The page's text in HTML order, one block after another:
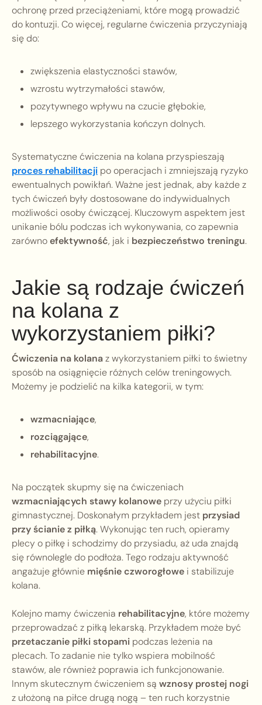
ochronę przed przeciążeniami, które mogą prowadzić
do kontuzji. Co więcej, regularne ćwiczenia przyczyniają
się do:
zwiększenia elastyczności stawów,
wzrostu wytrzymałości stawów,
pozytywnego wpływu na czucie głębokie,
lepszego wykorzystania kończyn dolnych.
Systematyczne ćwiczenia na kolana przyspieszają
proces rehabilitacji po operacjach i zmniejszają ryzyko
ewentualnych powikłań. Ważne jest jednak, aby każde z
tych ćwiczeń były dostosowane do indywidualnych
możliwości osoby ćwiczącej. Kluczowym aspektem jest
unikanie bólu podczas ich wykonywania, co zapewnia
zarównoefektywność, jak i bezpieczeństwo treningu.
Jakie są rodzaje ćwiczeń
na kolana z
wykorzystaniem piłki?
Ćwiczenia na kolanaz wykorzystaniem piłki to świetny
sposób na osiągnięcie różnych celów treningowych.
Możemy je podzielić na kilka kategorii, w tym:
wzmacniające,
rozciągające,
rehabilitacyjne.
Na początek skupmy się na ćwiczeniach
wzmacniających stawy kolanowe przy użyciu piłki
gimnastycznej. Doskonałym przykładem jest przysiad
przy ścianie z piłką. Wykonując ten ruch, opieramy
plecy o piłkę i schodzimy do przysiadu, aż uda znajdą
się równolegle do podłoża. Tego rodzaju aktywność
angażuje głównie mięśnie czworogłowe i stabilizuje
kolana.
Kolejno mamy ćwiczenia rehabilitacyjne, które możemy
przeprowadzać z piłką lekarską. Przykładem może być
przetaczanie piłki stopami podczas leżenia na
plecach. To zadanie nie tylko wspiera mobilność
stawów, ale również poprawia ich funkcjonowanie.
Innym skutecznym ćwiczeniem są wznosy prostej nogi
z ułożoną na piłce drugą nogą – ten ruch korzystnie